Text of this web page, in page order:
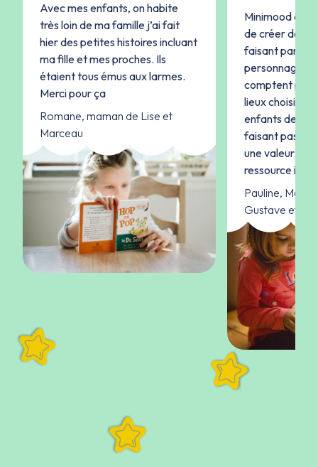
Avec mes enfants, on habite
très loin de ma famille j’ai fait
hier des petites histoires incluant
ma fille et mes proches. Ils
étaient tous émus aux larmes.
Merci pour ça
Romane, maman de Lise et
Marceau
Minimood est
de créer des
faisant
personnages,
comptent
lieux choisis
enfants de se
faisant passer
une valeur
ressource
Pauline,
Gustave et